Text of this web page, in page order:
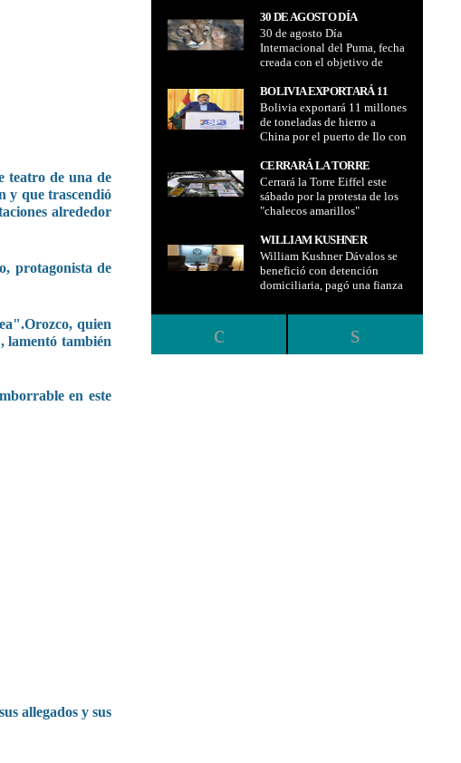
teatro de una de
y que trascendió
alrededor
protagonista de
quien
lamentó también
en este
allegados y sus
TIENE 92% DE AVANCE
FÍSICO
avance físico
30 DE AGOSTO DÍA
INTERNACIONAL DEL
PUMA, FECHA CREADA CON
EL OBJETIVO DE
IMPORTANCIA DEL
CUIDADO Y
CONSERVACIÓN DE ESTE
GRAN FELINO
30 de agosto Día
Internacional del Puma, fecha
creada con el objetivo de
cuidado y conservación de
este gran felino
BOLIVIA EXPORTARÁ 11
MILLONES DE TONELADAS
DE HIERRO A CHINA POR EL
PUERTO DE ILO CON UNA
TARIFA MÁS "ECONÓMICA
Y COMPETITIVA"
Bolivia exportará 11 millones
de toneladas de hierro a
China por el puerto de Ilo con
competitiva"
CERRARÁ LA TORRE
EIFFEL ESTE SÁBADO POR
LA PROTESTA DE LOS
"CHALECOS AMARILLOS"
Cerrará la Torre Eiffel este
sábado por la protesta de los
"chalecos amarillos"
WILLIAM KUSHNER
DÁVALOS SE BENEFICIÓ
CON DETENCIÓN
DOMICILIARIA, PAGÓ UNA
JUZGADO CADA 15 DÍAS
PARA EL REGISTRO
William Kushner Dávalos se
benefició con detención
domiciliaria, pagó una fianza
acudir al juzgado cada 15
días para el registro